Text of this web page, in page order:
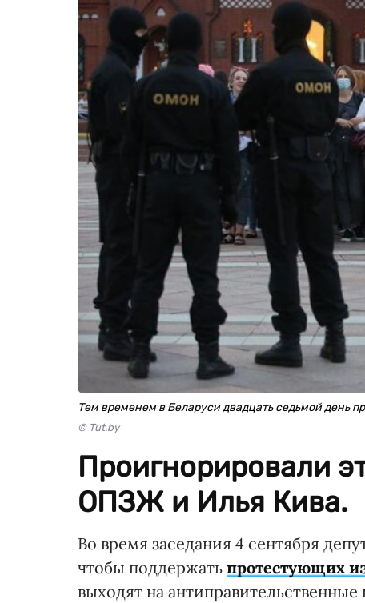
Тем временем в Беларуси двадцать седьмой день
© Tut.by
Проигнорировали
ОПЗЖ и Илья Кива.
Во время заседания 4 сентября
чтобы поддержать протестующих
выходят на антиправительственные